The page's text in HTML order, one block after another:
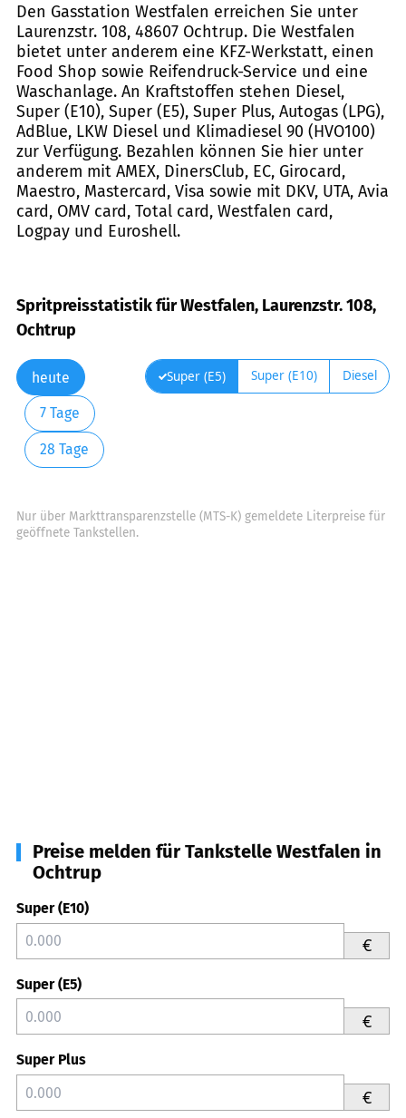
Den Gas­sta­tion Westfalen erreichen Sie unter
Laurenzstr. 108, 48607 Ochtrup. Die Westfalen
bietet unter anderem eine KFZ-Werkstatt, einen
Food Shop sowie Reifendruck-Service und eine
Waschanlage. An Kraftstoffen stehen Diesel,
Super (E10), Super (E5), Super Plus, Autogas (LPG),
AdBlue, LKW Diesel und Klimadiesel 90 (HVO100)
zur Verfügung. Bezahlen können Sie hier unter
anderem mit AMEX, DinersClub, EC, Girocard,
Maestro, Mastercard, Visa sowie mit DKV, UTA, Avia
card, OMV card, Total card, Westfalen card,
Logpay und Euroshell.
Spritpreisstatistik für Westfalen, Laurenzstr. 108,
Ochtrup
heute
7 Tage
28 Tage
Super (E5) Super (E10) Diesel
Nur über Markttransparenzstelle (MTS-K) gemeldete Literpreise für
geöffnete Tankstellen.
Preise melden für Tankstelle Westfalen in
Ochtrup
Super (E10)
€
Super (E5)
€
Super Plus
€